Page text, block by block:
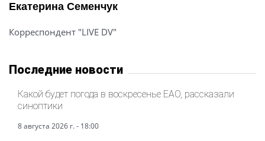
Екатерина Семенчук
Корреспондент "LIVE DV"
Последние новости
Какой будет погода в воскресенье ЕАО, рассказали
синоптики
8 августа 2026 г. - 18:00